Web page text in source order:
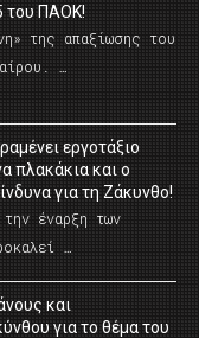
του ΠΑΟΚ!
της απαξίωσης του
…
εργοτάξιο
πλακάκια και ο
για τη Ζάκυνθο!
έναρξη των
…
και
για το θέμα του